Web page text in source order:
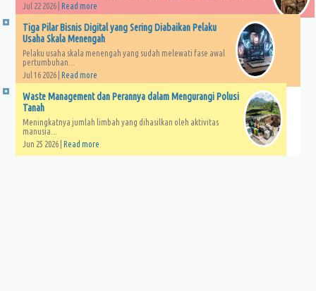
Jul 22 2026 | Read more
Tiga Pilar Bisnis Digital yang Sering Diabaikan Pelaku
Usaha Skala Menengah
Pelaku usaha skala menengah yang sudah melewati fase awal
pertumbuhan...
Jul 16 2026 | Read more
Waste Management dan Perannya dalam Mengurangi Polusi
Tanah
Meningkatnya jumlah limbah yang dihasilkan oleh aktivitas
manusia...
Jun 25 2026 | Read more